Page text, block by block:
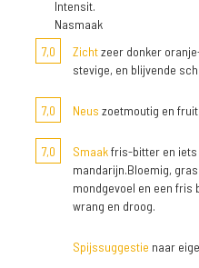
Intensit.
Nasmaak
7,0
Zichtzeer donker
stevige, en blijvende
7,0 Neus zoetmoutig en
7,0 Smaakfris-bitter en
mandarijn.Bloemig,
mondgevoel en een fris
wrang en droog.
Spijssuggestie naar